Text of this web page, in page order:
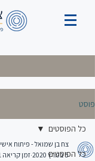
פוסט
כל הפוסטים
כל הפוסטים
צח בן שמואל - פיתוח אישי
5 במרץ 2020
זמן קריאה 1 דקות